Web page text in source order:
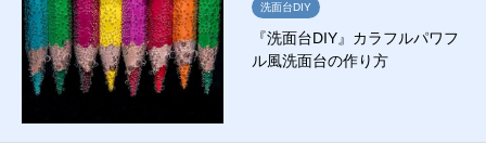
洗面台DIY
『洗面台DIY』カラフルパワフ
ル風洗面台の作り方